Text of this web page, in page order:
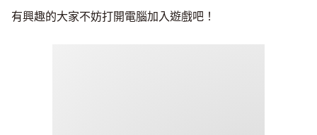
有興趣的大家不妨打開電腦加入遊戲吧！